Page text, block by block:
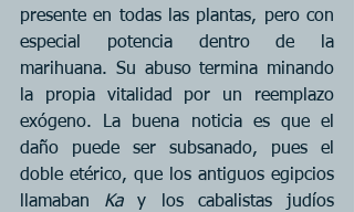
presente en todas las plantas, pero con
especial potencia dentro de la
marihuana. Su abuso termina minando
la propia vitalidad por un reemplazo
exógeno. La buena noticia es que el
daño puede ser subsanado, pues el
doble etérico, que los antiguos egipcios
llamaban Ka